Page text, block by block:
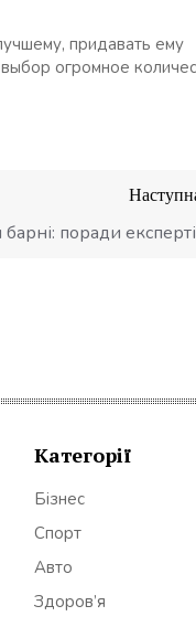
придавать ему
огромное
поради
Категорії
Бізнес
Спорт
Авто
Здоров’я